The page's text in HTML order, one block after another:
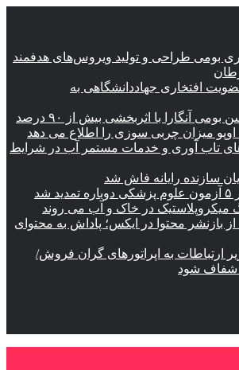
بومی طراحی و تولید ویروس‌های هدفمند
افتخاری جهاددانشگاهی به
آنگارا با اثربخشی بیش از ۹۰ درصد
میزان چربی سوزی را اطلاع می دهد
تاب آوری و خدمات مستمر آب در شرایط
سازنده رایانه فاش شد
میکروپلاستیک در خاک و آب می روند
از بازنشر محتوا در ایکس؛ پاداش به محتوای
ارتباطات به اپراتورهای گران فروش/
شفاف شود